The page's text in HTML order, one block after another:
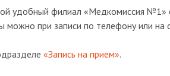
удобный филиал «Медкомиссия №1»
при записи по телефону или на
«Запись на прием».